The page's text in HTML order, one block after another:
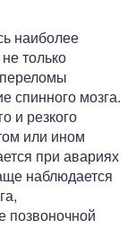
наиболее
только
спинного мозга.
и резкого
или ином
при авариях
наблюдается
позвоночной